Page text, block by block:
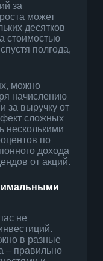
за
может
десятков
стоимостью
полгода,
можно
начислению
за выручку от
сложных
несколькими
по
дохода
от акций.
не
в разные
– правильно